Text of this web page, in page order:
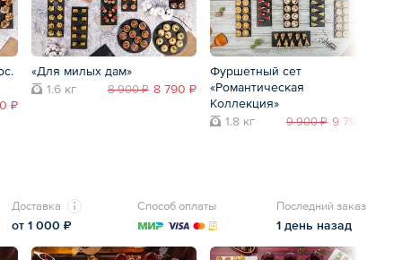
₽
«Для милых дам»
1.6 кг
8 900 ₽ 8 790 ₽
Фуршетный сет
«Романтическая
Коллекция»
1.8 кг
9 900 ₽ 9 790 ₽
Доставка
от 1 000 ₽
Способ оплаты Последний заказ
1 день назад